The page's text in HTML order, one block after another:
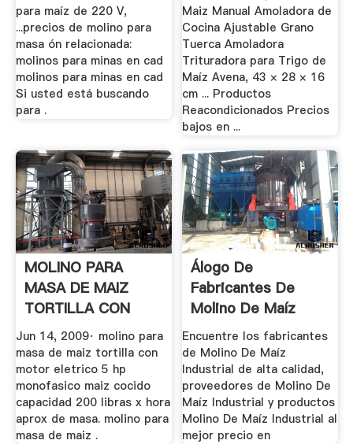
para maíz de 220 V,
...precios de molino para
masa ón relacionada:
molinos para minas en cad
molinos para minas en cad
Si usted está buscando
para .
Maiz Manual Amoladora de
Cocina Ajustable Grano
Tuerca Amoladora
Trituradora para Trigo de
Maíz Avena, 43 × 28 × 16
cm ... Productos
Reacondicionados Precios
bajos en ...
MOLINO PARA
MASA DE MAIZ
TORTILLA CON
MOTOR ELETRICO .
Jun 14, 2009· molino para
masa de maiz tortilla con
motor eletrico 5 hp
monofasico maiz cocido
capacidad 200 libras x hora
aprox de masa. molino para
masa de maiz .
Álogo De
Fabricantes De
Molino De Maíz
Industrial De ...
Encuentre los fabricantes
de Molino De Maíz
Industrial de alta calidad,
proveedores de Molino De
Maíz Industrial y productos
Molino De Maíz Industrial al
mejor precio en